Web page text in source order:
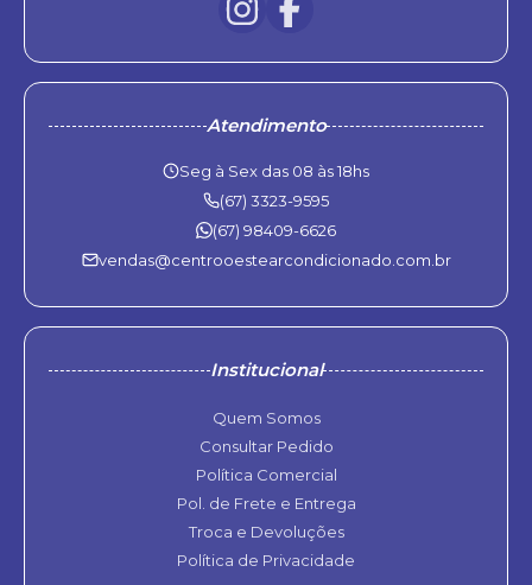
Atendimento
Seg à Sex das 08 às 18hs
(67) 3323-9595
(67) 98409-6626
vendas@centrooestearcondicionado.com.br
Institucional
Quem Somos
Consultar Pedido
Política Comercial
Pol. de Frete e Entrega
Troca e Devoluções
Política de Privacidade